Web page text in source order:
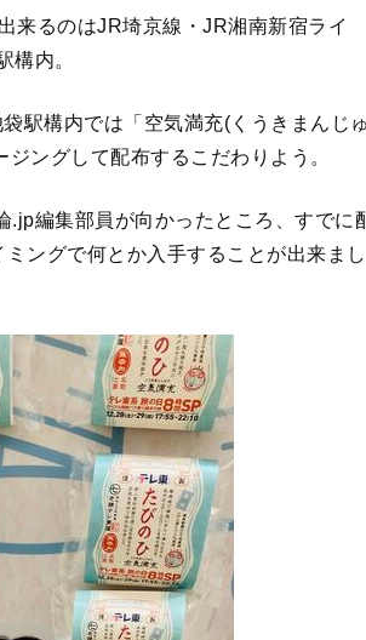
たびのひ」。汗と涙100パー
写真：婦人公論.jp編集部）
いな空気、極寒の中で採取した空気な
空気を、ぜひ鑑賞・賞味してみては？